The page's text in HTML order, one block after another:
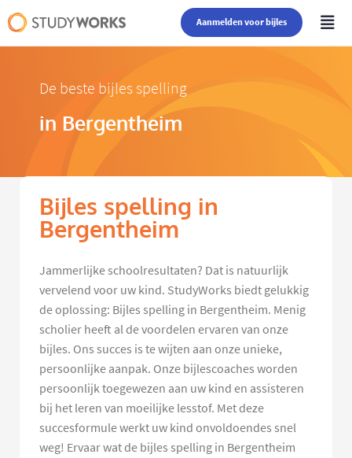
Aanmelden voor bijles
De beste bijles spelling
in Bergentheim
Bijles spelling in
Bergentheim
Jammerlijke schoolresultaten? Dat is natuurlijk
vervelend voor uw kind. StudyWorks biedt gelukkig
de oplossing: Bijles spelling in Bergentheim. Menig
scholier heeft al de voordelen ervaren van onze
bijles. Ons succes is te wijten aan onze unieke,
persoonlijke aanpak. Onze bijlescoaches worden
persoonlijk toegewezen aan uw kind en assisteren
bij het leren van moeilijke lesstof. Met deze
succesformule werkt uw kind onvoldoendes snel
weg! Ervaar wat de bijles spelling in Bergentheim